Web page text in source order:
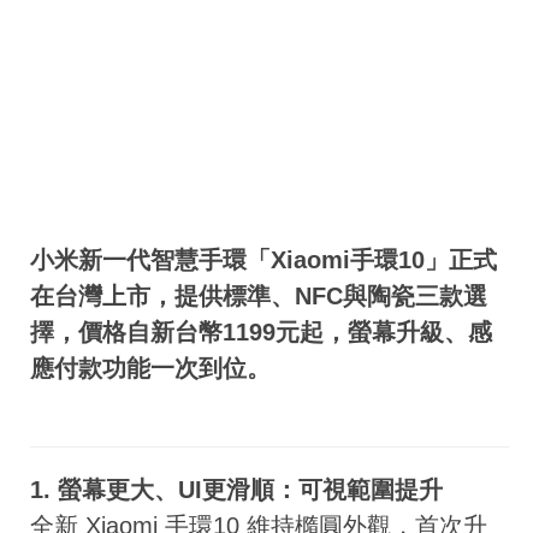
小米新一代智慧手環「Xiaomi手環10」正式
在台灣上市，提供標準、NFC與陶瓷三款選
擇，價格自新台幣1199元起，螢幕升級、感
應付款功能一次到位。
1. 螢幕更大、UI更滑順：可視範圍提升
全新 Xiaomi 手環10 維持橢圓外觀，首次升